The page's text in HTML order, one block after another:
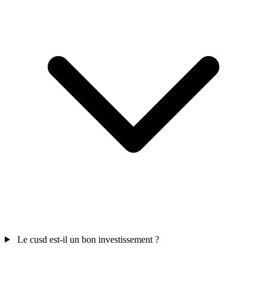
Le cusd est-il un bon investissement ?